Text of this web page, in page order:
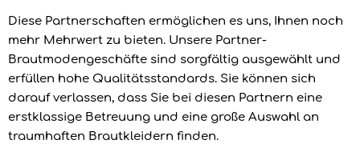
Diese Partnerschaften ermöglichen es uns, Ihnen noch
mehr Mehrwert zu bieten. Unsere Partner-
Brautmodengeschäfte sind sorgfältig ausgewählt und
erfüllen hohe Qualitätsstandards. Sie können sich
darauf verlassen, dass Sie bei diesen Partnern eine
erstklassige Betreuung und eine große Auswahl an
traumhaften Brautkleidern finden.